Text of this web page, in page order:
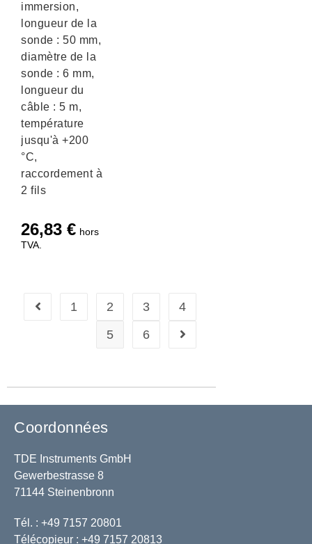
immersion,
longueur de la
sonde : 50 mm,
diamètre de la
sonde : 6 mm,
longueur du
câble : 5 m,
température
jusqu'à +200
°C,
raccordement à
2 fils
26,83 € hors
TVA.
1 2 3
4
5
6
Coordonnées
TDE Instruments GmbH
Gewerbestrasse 8
71144 Steinenbronn
Tél. : +49 7157 20801
Télécopieur : +49 7157 20813